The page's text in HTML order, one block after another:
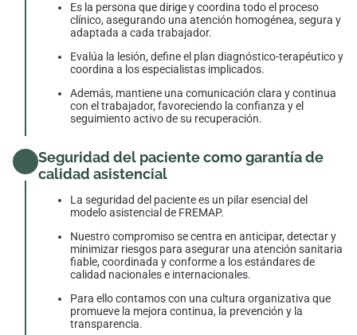
Es la persona que dirige y coordina todo el proceso
clínico, asegurando una atención homogénea, segura y
adaptada a cada trabajador.
Evalúa la lesión, define el plan diagnóstico-terapéutico y
coordina a los especialistas implicados.
Además, mantiene una comunicación clara y continua
con el trabajador, favoreciendo la confianza y el
seguimiento activo de su recuperación.
Seguridad del paciente como garantía de
calidad asistencial
La seguridad del paciente es un pilar esencial del
modelo asistencial de FREMAP.
Nuestro compromiso se centra en anticipar, detectar y
minimizar riesgos para asegurar una atención sanitaria
fiable, coordinada y conforme a los estándares de
calidad nacionales e internacionales.
Para ello contamos con una cultura organizativa que
promueve la mejora continua, la prevención y la
transparencia.